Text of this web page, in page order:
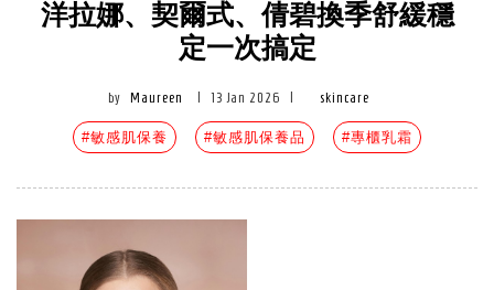
洋拉娜、契爾式、倩碧換季舒緩穩
定一次搞定
by Maureen 13 Jan 2026 skincare
#敏感肌保養 #敏感肌保養品 #專櫃乳霜